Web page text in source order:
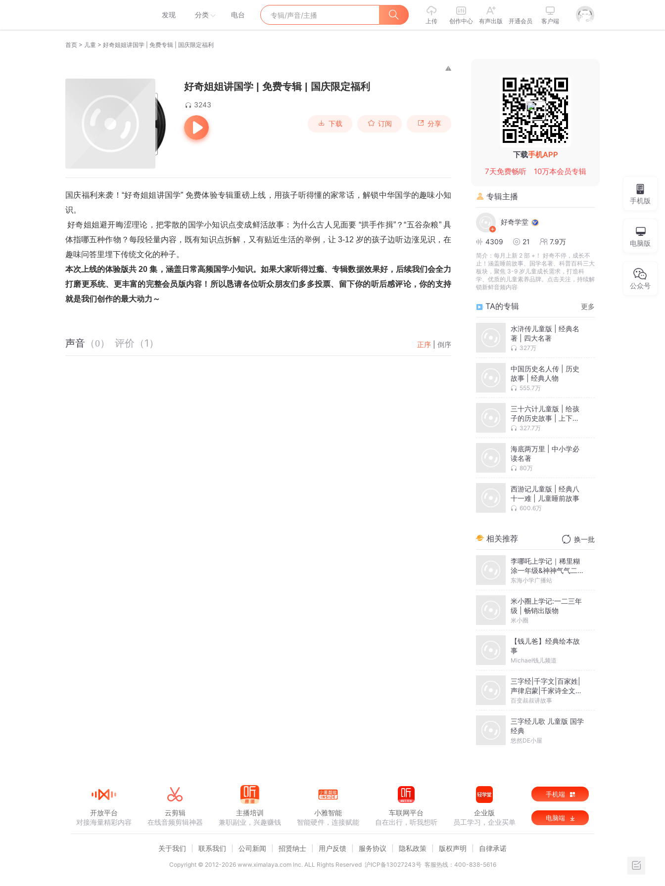
发现 分类 电台
上传 创作中心 有声出版 开通会员 客户端
首页 > 儿童 > 好奇姐姐讲国学 | 免费专辑 | 国庆限定福利
好奇姐姐讲国学 | 免费专辑 | 国庆限定福利
3243
下载 订阅 分享
国庆福利来袭！“好奇姐姐讲国学” 免费体验专辑重磅上线，用孩子听得懂的家常话，解锁中华国学的趣味小知
识。
好奇姐姐避开晦涩理论，把零散的国学小知识点变成鲜活故事：为什么古人见面要 “拱手作揖”？“五谷杂粮” 具
体指哪五种作物？每段轻量内容，既有知识点拆解，又有贴近生活的举例，让 3-12 岁的孩子边听边涨见识，在
趣味问答里埋下传统文化的种子。
本次上线的体验版共 20 集，涵盖日常高频国学小知识。如果大家听得过瘾、专辑数据效果好，后续我们会全力
打磨更系统、更丰富的完整会员版内容！所以恳请各位听众朋友们多多投票、留下你的听后感评论，你的支持
就是我们创作的最大动力～
声音 （0） 评价 （1 ） 正序 倒序
下载手机APP
7天免费畅听
10万本会员专辑
专辑主播
好奇学堂
4309 21 7.9万
简介： 每月上新 2 部 +！ 好奇不停，成长不
止！涵盖睡前故事、国学名著、科普百科三大
板块，聚焦 3-9 岁儿童成长需求，打造科
学、优质的儿童素养品牌。点击关注，持续解
锁新鲜音频内容
TA的专辑 更多
水浒传儿童版 | 经典名
著 | 四大名著
327万
中国历史名人传 | 历史
故事 | 经典人物
555.7万
三十六计儿童版 | 给孩
子的历史故事 | 上下五
千年327.7万
海底两万里 | 中小学必
读名著
80万
西游记儿童版 | 经典八
十一难 | 儿童睡前故事
600.6万
相关推荐 换一批
李哪吒上学记｜稀里糊
涂一年级&神神气气二年
级
东海小学广播站
米小圈上学记:一二三年
级 | 畅销出版物
米小圈
【钱儿爸】经典绘本故
事
Michael钱儿频道
三字经|千字文|百家姓|
声律启蒙|千家诗全文诵
读
百变叔叔讲故事
三字经儿歌 儿童版 国学
经典
悠然DE小屋
手机版
电脑版
公众号
开放平台
对接海量精彩内容
云剪辑
在线音频剪辑神器
主播培训
兼职副业，兴趣赚钱
小雅智能
智能硬件，连接赋能
车联网平台
自在出行，听我想听
企业版
员工学习，企业买单
手机端
电脑端
关于我们 联系我们 公司新闻 招贤纳士 用户反馈 服务协议 隐私政策 版权声明 自律承诺
Copyright © 2012-2026www.ximalaya.com lnc. ALL Rights Reserved 沪ICP备13027243号 客服热线：400-838-5616